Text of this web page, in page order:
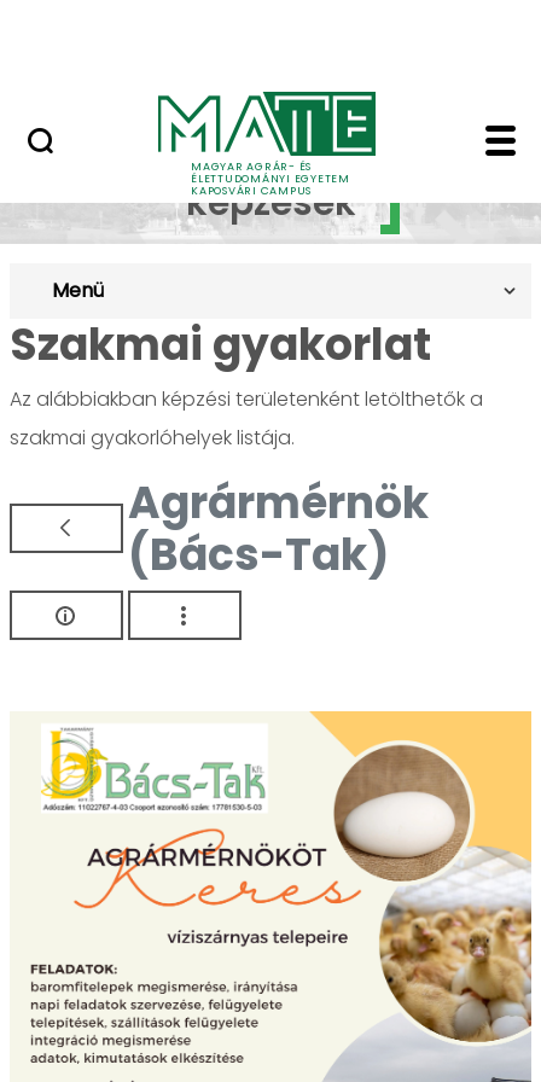
MAGYAR AGRÁR- ÉS
ÉLETTUDOMÁNYI EGYETEM
KAPOSVÁRI CAMPUS
Szakmai gyakorlat -
Duális
képzések
Menü
Szakmai gyakorlat
Az alábbiakban képzési területenként letölthetők a
szakmai gyakorlóhelyek listája.
Agrármérnök
(Bács-Tak)